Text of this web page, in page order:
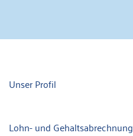
Unser Profil
Lohn- und Gehaltsabrechnung